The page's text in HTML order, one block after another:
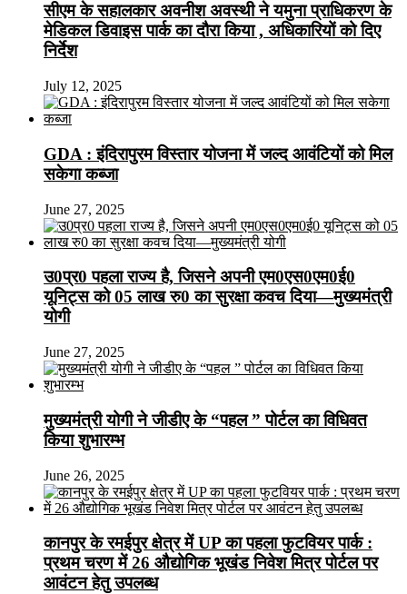
सीएम के सहालकार अवनीश अवस्थी ने यमुना प्राधिकरण के
मेडिकल डिवाइस पार्क का दौरा किया , अधिकारियों को दिए
निर्देश
July 12, 2025
GDA : इंदिरापुरम विस्तार योजना में जल्द आवंटियों को मिल
सकेगा कब्जा
June 27, 2025
उ0प्र0 पहला राज्य है, जिसने अपनी एम0एस0एम0ई0
यूनिट्स को 05 लाख रु0 का सुरक्षा कवच दिया—मुख्यमंत्री
योगी
June 27, 2025
मुख्यमंत्री योगी ने जीडीए के “पहल ” पोर्टल का विधिवत
किया शुभारम्भ
June 26, 2025
कानपुर के रमईपुर क्षेत्र में UP का पहला फुटवियर पार्क :
प्रथम चरण में 26 औद्योगिक भूखंड निवेश मित्र पोर्टल पर
आवंटन हेतु उपलब्ध